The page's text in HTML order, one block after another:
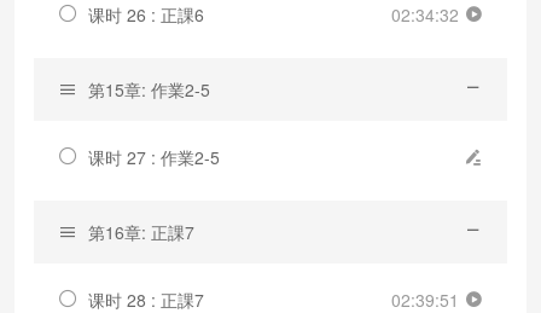
课时 26 : 正課6 02:34:32
第15章: 作業2-5
课时 27 : 作業2-5
第16章: 正課7
课时 28 : 正課7 02:39:51